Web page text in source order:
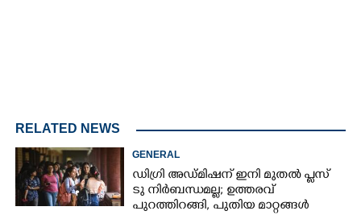
RELATED NEWS
GENERAL
ഡിഗ്രി അഡ്മിഷന് ഇനി മുതൽ പ്ലസ്
ടു നിർബന്ധമല്ല; ഉത്തരവ്
പുറത്തിറങ്ങി, പുതിയ മാറ്റങ്ങൾ